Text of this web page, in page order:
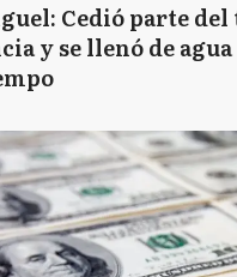
Cedió parte del
y se llenó de